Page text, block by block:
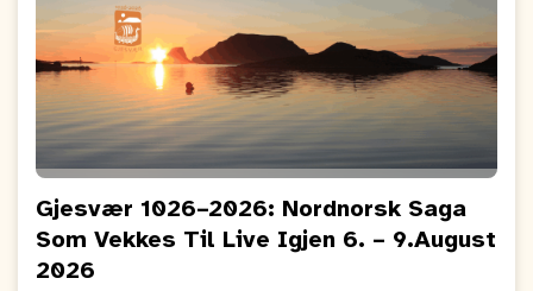
Gjesvær 1026–2026: Nordnorsk Saga
Som Vekkes Til Live Igjen 6. – 9.August
2026